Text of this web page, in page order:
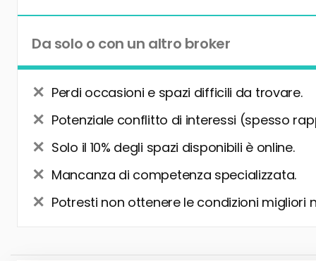
Da solo o con un altro broker
Perdi occasioni e spazi difficili da trovare.
Potenziale conflitto di interessi (spesso
Solo il 10% degli spazi disponibili è online.
Mancanza di competenza specializzata.
Potresti non ottenere le condizioni migliori